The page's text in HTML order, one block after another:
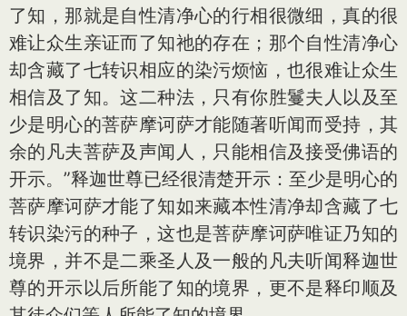
了知，那就是自性清净心的行相很微细，真的很
难让众生亲证而了知祂的存在；那个自性清净心
却含藏了七转识相应的染污烦恼，也很难让众生
相信及了知。这二种法，只有你胜鬘夫人以及至
少是明心的菩萨摩诃萨才能随著听闻而受持，其
余的凡夫菩萨及声闻人，只能相信及接受佛语的
开示。”释迦世尊已经很清楚开示：至少是明心的
菩萨摩诃萨才能了知如来藏本性清净却含藏了七
转识染污的种子，这也是菩萨摩诃萨唯证乃知的
境界，并不是二乘圣人及一般的凡夫听闻释迦世
尊的开示以后所能了知的境界，更不是释印顺及